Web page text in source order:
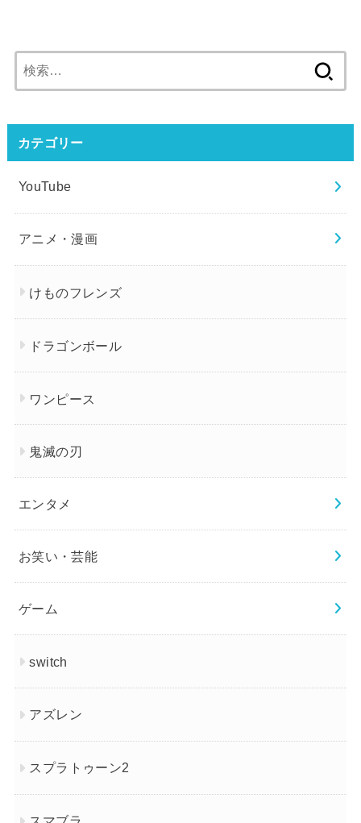
索:
カテゴリー
YouTube
アニメ・漫画
けものフレンズ
ドラゴンボール
ワンピース
鬼滅の刃
エンタメ
お笑い・芸能
ゲーム
switch
アズレン
スプラトゥーン2